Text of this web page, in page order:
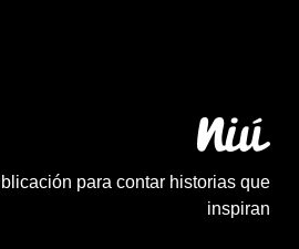
para contar historias que
inspiran